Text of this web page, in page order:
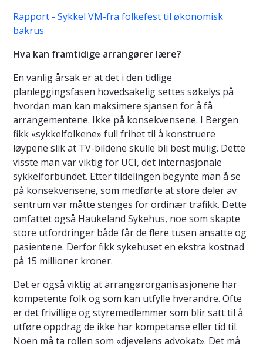
Rapport - Sykkel VM-fra folkefest til økonomisk
bakrus
Hva kan framtidige arrangører lære?
En vanlig årsak er at det i den tidlige
planleggingsfasen hovedsakelig settes søkelys på
hvordan man kan maksimere sjansen for å få
arrangementene. Ikke på konsekvensene. I Bergen
fikk «sykkelfolkene» full frihet til å konstruere
løypene slik at TV-bildene skulle bli best mulig. Dette
visste man var viktig for UCI, det internasjonale
sykkelforbundet. Etter tildelingen begynte man å se
på konsekvensene, som medførte at store deler av
sentrum var måtte stenges for ordinær trafikk. Dette
omfattet også Haukeland Sykehus, noe som skapte
store utfordringer både får de flere tusen ansatte og
pasientene. Derfor fikk sykehuset en ekstra kostnad
på 15 millioner kroner.
Det er også viktig at arrangørorganisasjonene har
kompetente folk og som kan utfylle hverandre. Ofte
er det frivillige og styremedlemmer som blir satt til å
utføre oppdrag de ikke har kompetanse eller tid til.
Noen må ta rollen som «djevelens advokat». Det må